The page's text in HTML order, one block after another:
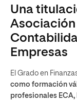
Una
Asociación
Empresas
El Grado en
como formación
profesionales ECA,